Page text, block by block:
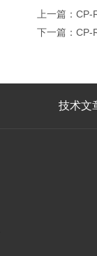
上一篇： CP-
下一篇： CP-
技术文